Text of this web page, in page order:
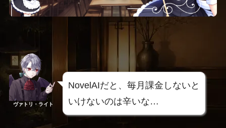
ヴァトリ・ライト
NovelAIだと、毎月課金しないと
いけないのは辛いな…